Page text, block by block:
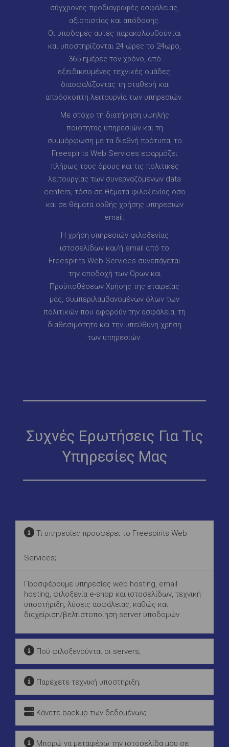
σύγχρονες προδιαγραφές ασφάλειας,
αξιοπιστίας και απόδοσης.
Οι υποδομές αυτές παρακολουθούνται
και υποστηρίζονται 24 ώρες το 24ωρο,
365 ημέρες τον χρόνο, από
εξειδικευμένες τεχνικές ομάδες,
διασφαλίζοντας τη σταθερή και
απρόσκοπτη λειτουργία των υπηρεσιών.
Με στόχο τη διατήρηση υψηλής
ποιότητας υπηρεσιών και τη
συμμόρφωση με τα διεθνή πρότυπα, το
Freespirits Web Services εφαρμόζει
πλήρως τους όρους και τις πολιτικές
λειτουργίας των συνεργαζόμενων data
centers, τόσο σε θέματα φιλοξενίας όσο
και σε θέματα ορθής χρήσης υπηρεσιών
email.
Η χρήση υπηρεσιών φιλοξενίας
ιστοσελίδων και/ή email από το
Freespirits Web Services συνεπάγεται
την αποδοχή των Όρων και
Προϋποθέσεων Χρήσης της εταιρείας
μας, συμπεριλαμβανομένων όλων των
πολιτικών που αφορούν την ασφάλεια, τη
διαθεσιμότητα και την υπεύθυνη χρήση
των υπηρεσιών.
Συχνές Ερωτήσεις Για Τις
Υπηρεσίες Μας
Τι υπηρεσίες προσφέρει το Freespirits Web
Services;
Προσφέρουμε υπηρεσίες web hosting, email
hosting, φιλοξενία e-shop και ιστοσελίδων, τεχνική
υποστήριξη, λύσεις ασφάλειας, καθώς και
διαχείριση/βελτιστοποίηση server υποδομών.
Πού φιλοξενούνται οι servers;
Παρέχετε τεχνική υποστήριξη;
Κάνετε backup των δεδομένων;
Μπορώ να μεταφέρω την ιστοσελίδα μου σε